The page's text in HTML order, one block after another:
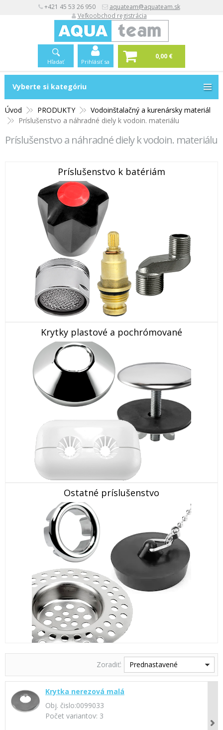
+421 45 53 26 950
aquateam@aquateam.sk
Veľkoobchod registrácia
Hľadať Prihlásiť sa
0,00 €
Vyberte si kategóriu
Úvod PRODUKTY
Vodoinštalačný a kurenársky materiál
Príslušenstvo a náhradné diely k vodoin. materiálu
Príslušenstvo a náhradné diely k vodoin. materiálu
Príslušenstvo k batériám
Krytky plastové a pochrómované
Ostatné príslušenstvo
Zoradiť: Prednastavené
Krytka nerezová malá
Obj. čislo:0099033
Počet variantov: 3
Vyberte si kategóriu